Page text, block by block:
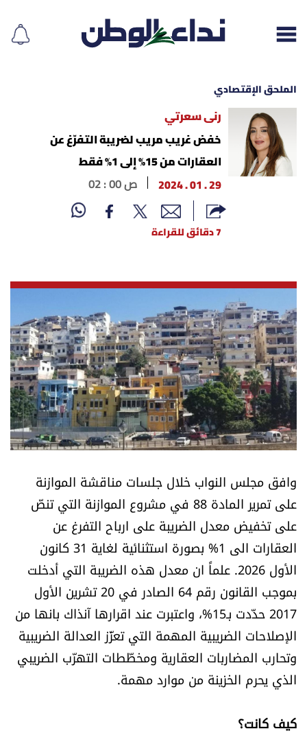
إقرأ الجريدة
لبنان
محليات
أسرار
متفرقات
نداء القرّاء
خاص الموقع
كتّابنا
تحت المجهر
آراء
اقتصاد
العالم
الصحافة الإسرائيلية
الملحق الإقتصادي
رنى سعرتي
خفض غريب مريب لضريبة التفرّغ عن
العقارات من 15% إلى 1% فقط
29 . 01 . 2024
02 : 00 ص
7 دقائق للقراءة
وافق مجلس النواب خلال جلسات مناقشة الموازنة
على تمرير المادة 88 في مشروع الموازنة التي تنصّ
على تخفيض معدل الضريبة على ارباح التفرغ عن
العقارات الى 1% بصورة استثنائية لغاية 31 كانون
الأول 2026. علماً ان معدل هذه الضريبة التي أدخلت
بموجب القانون رقم 64 الصادر في 20 تشرين الأول
2017 حدّدت بـ15%، واعتبرت عند اقرارها آنذاك بانها من
الإصلاحات الضريبية المهمة التي تعزّز العدالة الضريبية
وتحارب المضاربات العقارية ومخطّطات التهرّب الضريبي
الذي يحرم الخزينة من موارد مهمة.
كيف كانت؟